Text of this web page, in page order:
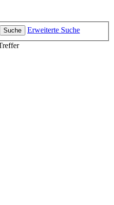
Suche
Erweiterte Suche